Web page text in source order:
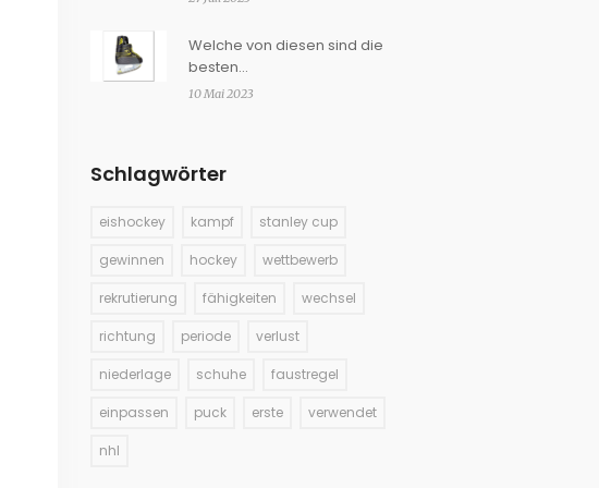
Welche von diesen sind die
besten
Hockeyschlittschuhe?
10 Mai 2023
Schlagwörter
eishockey kampf stanley cup
gewinnen hockey wettbewerb
rekrutierung fähigkeiten wechsel
richtung periode verlust
niederlage schuhe faustregel
einpassen puck erste verwendet
nhl